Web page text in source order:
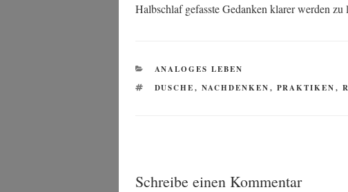
Halb­schlaf gefass­te Gedan­ken kla­rer wer­den zu
KATEGORIEN
ANALOGES LEBEN
SCHLAGWÖRTER
DUSCHE, NACHDENKEN, PRAKTIKEN,
Schreibe einen Kommentar